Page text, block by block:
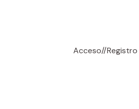
Acceso//Registro